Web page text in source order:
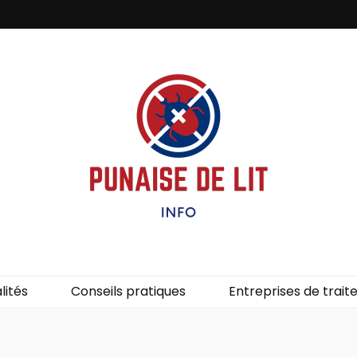
Conseils pratiques Entreprises de